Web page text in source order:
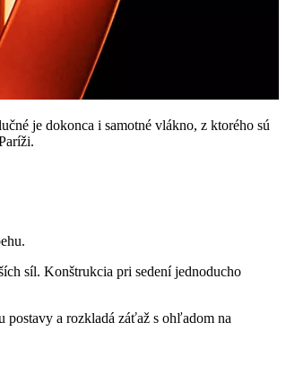
je dokonca i samotné vlákno, z ktorého sú
síl. Konštrukcia pri sedení jednoducho
postavy a rozkladá záťaž s ohľadom na